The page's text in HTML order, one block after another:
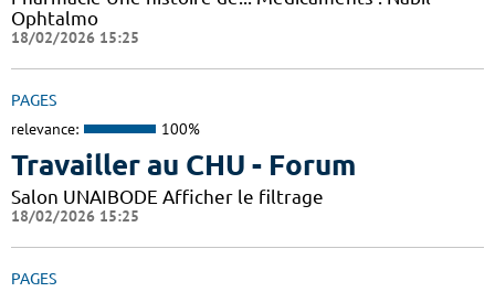
Ophtalmo
18/02/2026 15:25
PAGES
relevance: 100%
Travailler au CHU - Forum
Salon UNAIBODE Afficher le filtrage
18/02/2026 15:25
PAGES